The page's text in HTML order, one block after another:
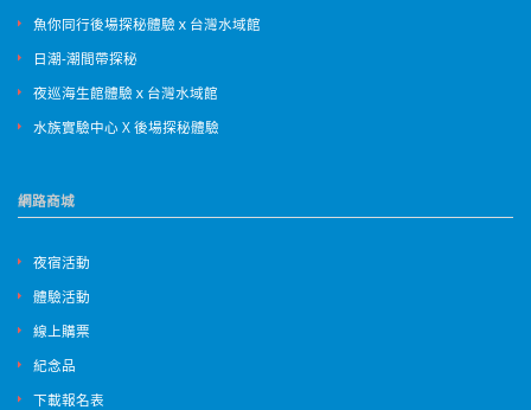
魚你同行後場探秘體驗ｘ台灣水域館
日潮-潮間帶探秘
夜巡海生館體驗ｘ台灣水域館
水族實驗中心 X 後場探秘體驗
網路商城
夜宿活動
體驗活動
線上購票
紀念品
下載報名表